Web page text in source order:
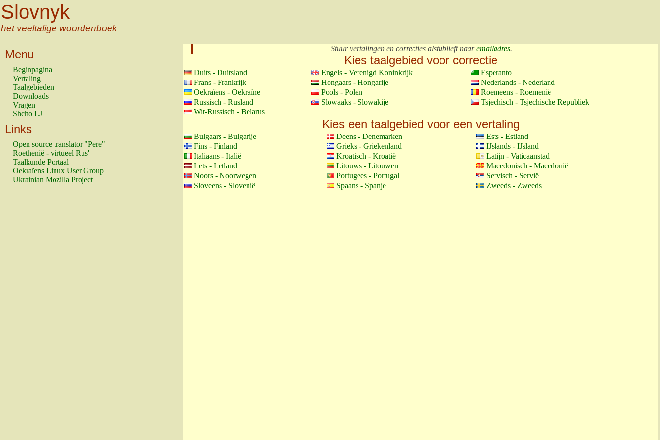
Slovnyk
het veeltalige woordenboek
Menu
Beginpagina
Vertaling
Taalgebieden
Downloads
Vragen
Shcho LJ
Links
Open source translator "Pere"
Roethenië - virtueel Rus'
Taalkunde Portaal
Oekraïens Linux User Group
Ukrainian Mozilla Project
Stuur vertalingen en correcties alstublieft naaremailadres.
Kies taalgebied voor correctie
Duits - Duitsland Engels - Verenigd Koninkrijk
Esperanto
Frans - Frankrijk
Hongaars - Hongarije
Nederlands - Nederland
Oekraïens - Oekraïne
Pools - Polen
Roemeens - Roemenië
Russisch - Rusland
Slowaaks - Slowakije
Tsjechisch - Tsjechische Republiek
Wit-Russisch - Belarus
Kies een taalgebied voor een vertaling
Bulgaars - Bulgarije Deens - Denemarken
Ests - Estland
Fins - Finland
Grieks - Griekenland
IJslands - IJsland
Italiaans - Italië
Kroatisch - Kroatië
Latijn - Vaticaanstad
Lets - Letland
Litouws - Litouwen
Macedonisch - Macedonië
Noors - Noorwegen
Portugees - Portugal
Servisch - Servië
Sloveens - Slovenië
Spaans - Spanje Zweeds - Zweeds